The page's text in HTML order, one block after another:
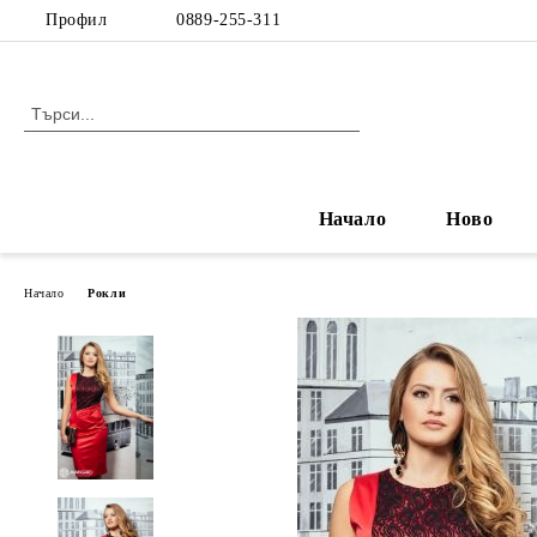
Профил 0889-255-311
Начало Ново
Начало Рокли